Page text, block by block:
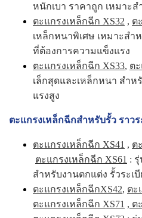
หนักเบา ราคาถูก เหมาะ
ตะแกรงเหล็กฉีก XS32 , ต
เหล็กหนาพิเศษ เหมาะส
ที่ต้องการความแข็งแรง
ตะแกรงเหล็กฉีก XS33, ต
เล็กสุดและเหล็กหนา สำ
แรงสูง
ตะแกรงเหล็กฉีกสำหรับรั้ว ราว
ตะแกรงเหล็กฉีก XS41 , ต
ตะแกรงเหล็กฉีก XS61 :
สำหรับงานตกแต่ง รั้วระเ
ตะแกรงเหล็กฉีกXS42, ตะ
ตะแกรงเหล็กฉีก XS71 , ต